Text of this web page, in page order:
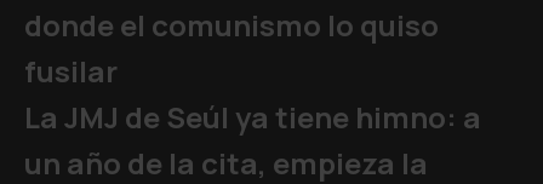
donde el comunismo lo quiso
fusilar
La JMJ de Seúl ya tiene himno: a
un año de la cita, empieza la